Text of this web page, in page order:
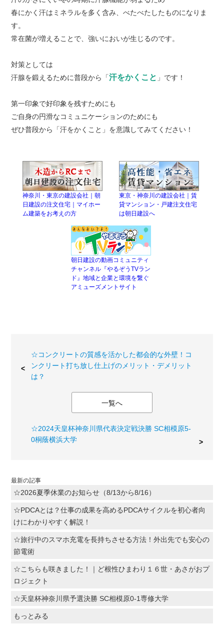
春にかく汗はミネラルを多く含み、べたべたしたものになりま
す。
常在菌が増えることで、強いにおいが生じるのです。
対策としては
汗腺を鍛えるために普段から「汗をかくこと 」です！
第一印象で好印象を残すためにも
ご自身の円滑なコミュニケーションのためにも
ぜひ普段から「汗をかくこと」を意識してみてください！
神奈川・東京の建設会社｜朝
日建設の注文住宅｜マイホー
ム建築をお考えの方
東京・神奈川の建設会社｜賃
貸マンション・戸建注文住宅
は朝日建設へ
朝日建設の動画コミュニティ
チャンネル『やるぞうTVラン
ド』地域と企業と環境を繋ぐ
アミューズメントサイト
☆コンクリートの質感を活かした都会的な外壁！コ
ンクリート打ち放し仕上げのメリット・デメリット
は？
一覧へ
☆2024天皇杯神奈川県代表決定戦決勝 SC相模原5-
0桐蔭横浜大学
最新の記事
☆2026夏季休業のお知らせ（8/13から8/16）
☆PDCAとは？仕事の成果を高めるPDCAサイクルを初心者向
けにわかりやすく解説！
☆旅行中のスマホ充電を長持ちさせる方法！外出先でも安心の
節電術
☆こちらも咲きました！｜ど根性ひまわり１６世・あさがおプ
ロジェクト
☆天皇杯神奈川県予選決勝 SC相模原0-1専修大学
もっとみる